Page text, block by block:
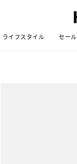
ライフスタイル セール